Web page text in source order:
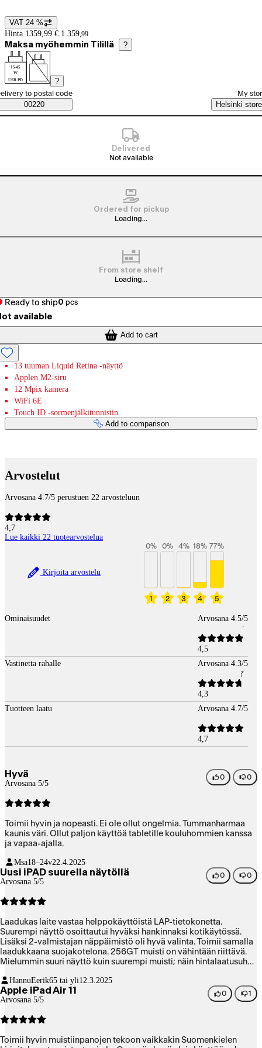
Price details
VAT 24 %
Hinta 1359,99 €. 1 359,99
Maksa myöhemmin Tilillä ?
15-45
W
USB PD
?
Saatavuustiedot
order method
to postal code
00220
My
Helsinki store
Delivered
Not available
Ordered for pickup
Loading...
From store shelf
Loading...
Ready to ship0 pcs
available
Add to cart
13 tuuman Liquid Retina -näyttö
Applen M2-siru
12 Mpix kamera
WiFi 6E
Touch ID -sormenjälkitunnistin
Add to comparison
Arvostelut
Arvosana 4.7/5 perustuen 22 arvosteluun
4,7
Lue kaikki 22 tuotearvostelua
Kirjoita arvostelu
1
0%
2
0%
3
4%
4
18%
5
77%
Ominaisuudet Arvosana 4.5/5
4,5
Vastinetta rahalle
Arvosana 4.3/5
4,3
Tuotteen laatu
Arvosana 4.7/5
4,7
Hyvä
Arvosana 5/5
0 0
Toimii hyvin ja nopeasti. Ei ole ollut ongelmia. Tummanharmaa
kaunis väri. Ollut paljon käyttöä tabletille kouluhommien kanssa
ja vapaa-ajalla.
Msa18–24v22.4.2025
Uusi iPAD suurella näytöllä
Arvosana 5/5
0 0
Laadukas laite vastaa helppokäyttöistä LAP-tietokonetta.
Suurempi näyttö osoittautui hyväksi hankinnaksi kotikäytössä.
Lisäksi 2-valmistajan näppäimistö oli hyvä valinta. Toimii samalla
laadukkaana suojakotelona. 256GT muisti on vähintään riittävä.
Mielummin suuri näyttö kuin suurempi muisti; näin hintalaatusuhde
HannuEerik65 tai yli12.3.2025
Apple iPad Air 11
Arvosana 5/5
0 1
Toimii hyvin muistiinpanojen tekoon vaikkakin Suomenkielen